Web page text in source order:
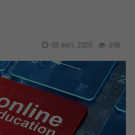
698
03 лют, 2020